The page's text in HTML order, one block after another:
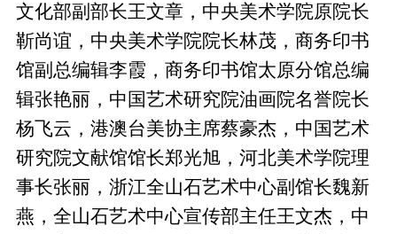
文化部副部长王文章，中央美术学院原院长
靳尚谊，中央美术学院院长林茂，商务印书
馆副总编辑李霞，商务印书馆太原分馆总编
辑张艳丽，中国艺术研究院油画院名誉院长
杨飞云，港澳台美协主席蔡豪杰，中国艺术
研究院文献馆馆长郑光旭，河北美术学院理
事长张丽，浙江全山石艺术中心副馆长魏新
燕，全山石艺术中心宣传部主任王文杰，中